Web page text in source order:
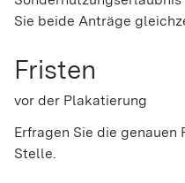
Sie beide Anträge
Fristen
vor der Plakatierung
Erfragen Sie die
Stelle.